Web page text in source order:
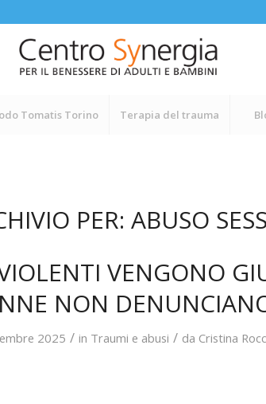
Tomatis Torino Terapia del trauma
PER: ABUSO
VENGONO
NON
2025 / in Traumi e abusi / da Cristina